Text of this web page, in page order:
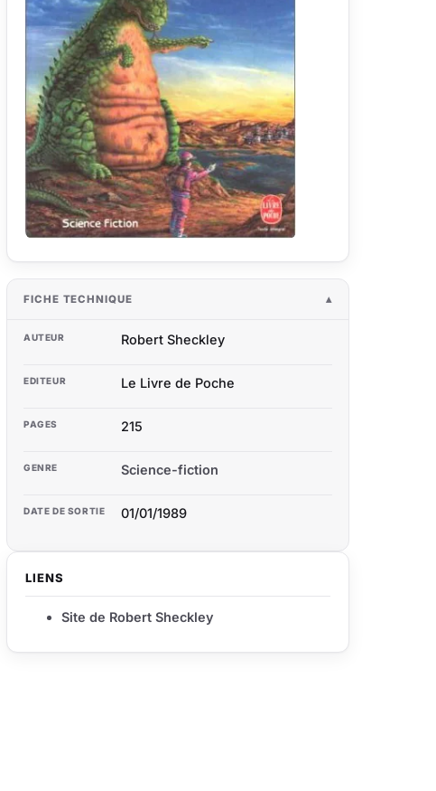
FICHE TECHNIQUE
AUTEUR Robert Sheckley
EDITEUR Le Livre de Poche
PAGES 215
GENRE Science-fiction
DATE DE SORTIE 01/01/1989
LIENS
Site de Robert Sheckley